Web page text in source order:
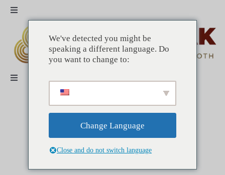
saltar
contenido
Navegación
palanca
HOGAR
BENEFICIOS
Navegación
NOTICIAS
CONTACTO
We've detected you might be
speaking a different language. Do
you want to change to:
Change Language
Close and do not switch language